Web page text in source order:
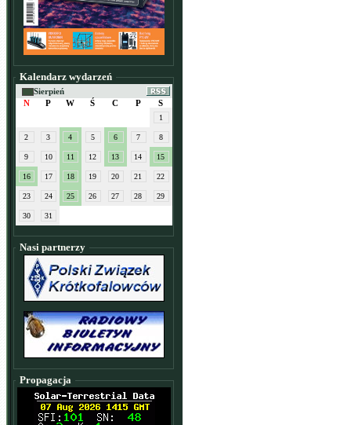
Kalendarz wydarzeń
Sierpień
N
P W Ś C P S
1
2 3 4 5 6 7 8
9 10 11 12 13 14 15
16 17 18 19 20 21 22
23 24 25 26 27 28 29
30 31
Nasi partnerzy
Propagacja